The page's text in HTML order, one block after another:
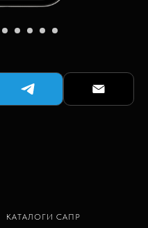
КАТАЛОГИ САПР